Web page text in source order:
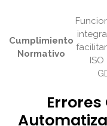
Cumplimiento
Normativo
facilitar
ISO